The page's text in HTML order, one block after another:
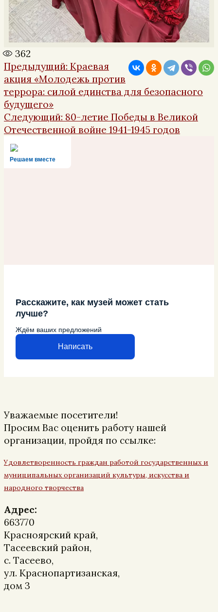
362
Навигация
по
записям
Предыдущий: Предыдущая
запись:
Краевая
акция «Молодежь против
террора: силой единства для безопасного
будущего»
Следующий: Следующая
запись:
80-летие Победы в Великой
Отечественной войне 1941-1945 годов
Решаем вместе
Расскажите, как музей может стать
лучше?
Ждём ваших предложений
Написать
Уважаемые посетители!
Просим Вас оценить работу нашей
организации, пройдя по ссылке:
Удовлетворенность граждан работой государственных и
муниципальных организаций культуры, искусства и
народного творчества
Адрес:
663770
Красноярский край,
Тасеевский район,
с. Тасеево,
ул. Краснопартизанская,
дом 3